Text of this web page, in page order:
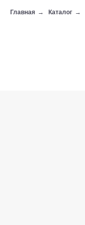
Главная → Каталог →